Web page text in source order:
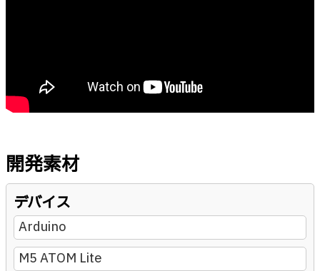
開発素材
デバイス
Arduino
M5 ATOM Lite